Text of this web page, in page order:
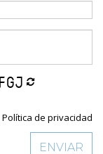
Política de privacidad